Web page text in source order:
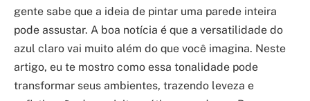
gente sabe que a ideia de pintar uma parede inteira
pode assustar. A boa notícia é que a versatilidade do
azul claro vai muito além do que você imagina. Neste
artigo, eu te mostro como essa tonalidade pode
transformar seus ambientes, trazendo leveza e